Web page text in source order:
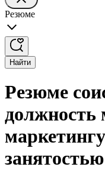
Резюме
Найти
Резюме
должность